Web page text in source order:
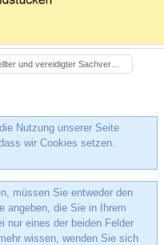
Sachverständiger - Immobilienbewertung
Nutzung unserer Seite
wir Cookies setzen.
müssen Sie entweder den
angeben, die Sie in Ihrem
nur eines der beiden Felder
wissen, wenden Sie sich